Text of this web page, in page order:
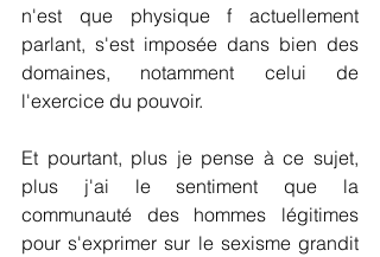
n'est que physique f actuellement
parlant, s'est imposée dans bien des
domaines, notamment celui de
l'exercice du pouvoir.
Et pourtant, plus je pense à ce sujet,
plus j'ai le sentiment que la
communauté des hommes légitimes
pour s'exprimer sur le sexisme grandit